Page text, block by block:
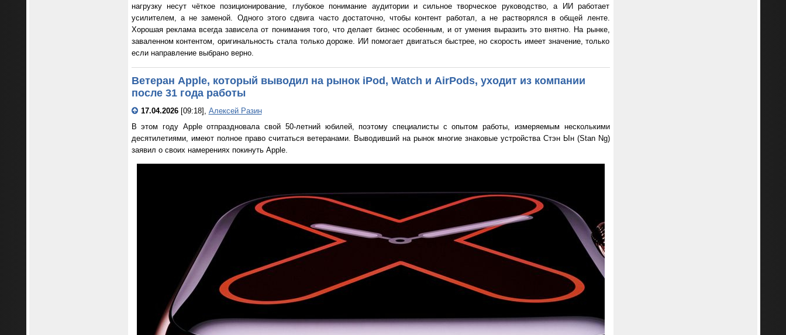
нагрузку несут чёткое позиционирование, глубокое понимание аудитории и сильное творческое руководство, а ИИ работает
усилителем, а не заменой. Одного этого сдвига часто достаточно, чтобы контент работал, а не растворялся в общей ленте.
Хорошая реклама всегда зависела от понимания того, что делает бизнес особенным, и от умения выразить это внятно. На рынке,
заваленном контентом, оригинальность стала только дороже. ИИ помогает двигаться быстрее, но скорость имеет значение, только
если направление выбрано верно.
Ветеран Apple, который выводил на рынок iPod, Watch и AirPods, уходит из компании
после 31 года работы
17.04.2026[09:18], Алексей Разин
В этом году Apple отпраздновала свой 50-летний юбилей, поэтому специалисты с опытом работы, измеряемым несколькими
десятилетиями, имеют полное право считаться ветеранами. Выводивший на рынок многие знаковые устройства Стэн Ын (Stan Ng)
заявил о своих намерениях покинуть Apple.